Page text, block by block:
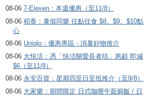
08-06 7-Eleven：本週優惠（至11/8）
08-06 稻香：暑假同樂 任點任食 $8、$9、$10點
心
08-06 Uniqlo：優惠專區 - 消暑好物推介
08-06 大快活：憑「快活關愛長者咭」惠顧 即減
$6（至11/8）
08-06 永安百貨：星期四至日至抵推介（至9/8）
08-06 大家樂：期間限定 日式咖喱牛面焗飯 / 日